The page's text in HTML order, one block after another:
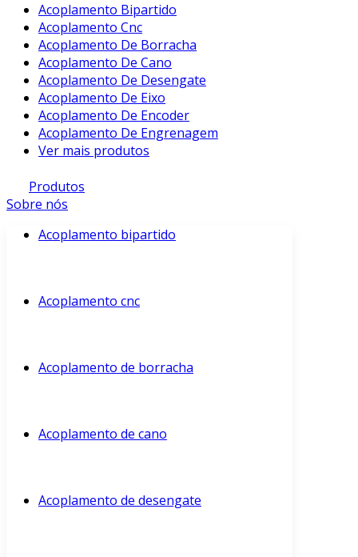
Acoplamento Bipartido
Acoplamento Cnc
Acoplamento De Borracha
Acoplamento De Cano
Acoplamento De Desengate
Acoplamento De Eixo
Acoplamento De Encoder
Acoplamento De Engrenagem
Ver mais produtos
Produtos
Sobre nós
Acoplamento bipartido
Acoplamento cnc
Acoplamento de borracha
Acoplamento de cano
Acoplamento de desengate